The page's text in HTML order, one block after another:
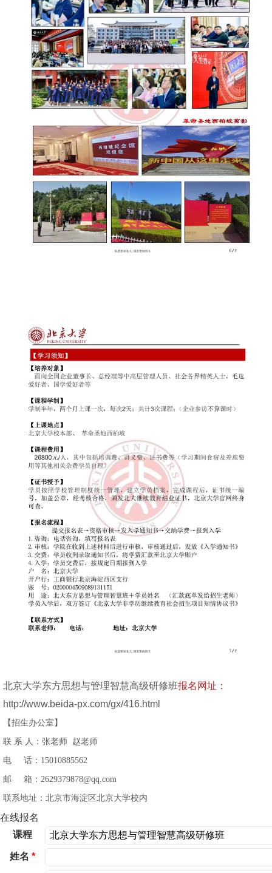
北京大学东方思想与管理智慧高级研修班报名网址：
http://www.beida-px.com/gx/416.html
【招生办公室】
联 系 人：张老师 赵老师
电 话：15010885562
邮 箱：2629379878@qq.com
联系地址：北京市海淀区北京大学校内
在线报名
课程
姓名 *